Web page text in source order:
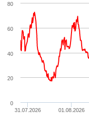
31.07.2026
01.08.2026
0
20
40
60
80